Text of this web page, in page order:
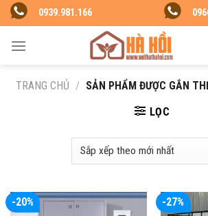
Skip
to
content
0939.981.166
TRANG CHỦ / SẢN PHẨM ĐƯỢC GẮN
LỌC
-20% -27%